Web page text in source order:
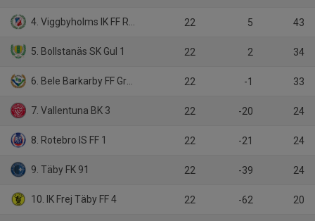
4. Viggbyholms IK FF Röd 22 5 43
5. Bollstanäs SK Gul 1 22 2 34
6. Bele Barkarby FF Grön 1 22 -1 33
7. Vallentuna BK 3 22 -20 24
8. Rotebro IS FF 1 22 -21 24
9. Täby FK 91 22 -39 24
10. IK Frej Täby FF 4 22 -62 20